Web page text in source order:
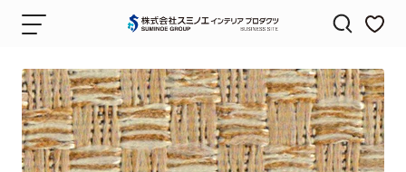
ナ
ゲ
ー
シ
ョ
ン
株
会
社
ス
ミ
ノ